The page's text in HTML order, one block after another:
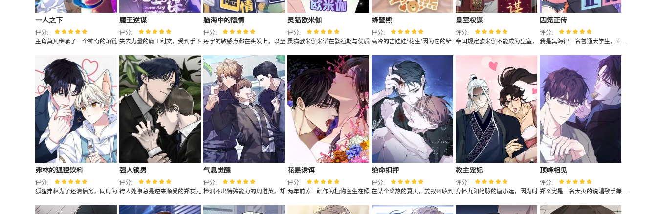
一人之下
评分:
主角莫凡继承了一个神奇的项链。一觉醒来世界大变。高中传授的是魔法，老师也告诫大家
魔王逆谋
评分:
失去力量的魔王利文，受到手下四名下属的谋逆，在接受自己死亡的时刻，谋逆的主谋却露出了意味深长的笑容，“你要为我们诞下新的王才可以哦。”
脑海中的隐情
评分:
丹宇的敏感点都在头发上，以至于他极度排斥别人动他的头发，然而为了保住工作，他不得不前往理发店，遇到了那个改变他一生的男人...
灵猫欧米伽
评分:
灵猫欧米伽米诺在繁殖期与优质阿尔法三花猫法李虎相遇碰撞不出不一样的火花......（good~good小编已经沦陷了）&&&&耽美,恋爱,都市,奇幻&&&&
蜂蜜熊
评分:
高冷的吉娃娃‘花生’因为它的铲屎官文建宇一直没有恋爱而十分担忧，于是实在看不下去的‘花生’开始主动帮文建宇寻找桃花运。就在这时，经营面包店的刘夏今闯入了正在散步的一人一狗的视野中...
皇室权谋
评分:
帝国规定欧米伽不能成为皇室，于是作为帝国第一继承人的艾迪隐瞒自己是欧米伽的事实对外宣称是贝塔，并在皇后的操控下要挤走爱慕的另一个继承者里夏尔大公...
囚笼正传
评分:
我是吴海律一名普通大学生，正和我的朋友陈都崎合住都是某天朋友姐姐陈都娜的突然出现完全改变了我平静生活...
弗林的狐狸饮料
评分:
狐狸弗林为了还清债务，同时为了找到曾经离家出走的弟弟-安德烈，开始在写字楼里售卖特制的能量饮料。某天弗林为了赶制订单，不小心直接尝到了制作饮料的特殊原料，导致身体出现了异常，而这使得他的生意面临着巨大的危机...
强人锁男
评分:
待人处事总是逆来顺受的郑友元，与喜欢多管闲事的具道勋在学生时期就已经互相认识。但是在各自经历了一段时间后，他们的性格发生了翻天覆地的变化。在无聊又疲倦的日子里，毫无准备的两人再次相遇，而那些曾经的过往也重新浮现着他们眼前...（颠公传奇新增一员猛将）
气息觉醒
评分:
检测不出特殊能力的周道英，却有着微弱的引导者气息。很快他就被能力者研究所注意到，并成为了特招人员。在研究所里，周道英遇见了冷酷的史康俊中校和活泼的史以俊准尉，原本平静的生活就这样一去不复返...
花是诱饵
评分:
两年前苏一颜作为植物医生在照顾树木的时候意外目击杀人犯权材宇活埋尸体但不小心被发现了，慌乱逃跑过程中权材宇被另一个没死透的人偷袭结果成了植物人.....苏一颜再次醒来被权材宇的哥哥抓住威胁做一笔交易，等抓到真凶就会放过苏一颜但是，在那之前必须要先照顾好权材宇...两年后权材宇突然醒来但失忆了慌乱之下苏一颜骗说是二人是夫妻关系.....
绝命扣押
评分:
在某个炎热的夏天，姜叙州收到了校内名人-郑禹真的请客邀请。没有多想的姜叙州很快就上了对方的车，然而等他再次睁开眼时却发现，自己被带到了一座无人岛上，失去了自由...
教主宠妃
评分:
身怀九阳绝脉的唐小运，因为时运不济只能混迹于丐帮之中。然而没过多久，野心膨胀的丐帮帮主企图染指十万大山，却被魔教教主给一招泯灭。被卷入战场的唐小运也因此被魔教教主注意到，而他的特殊体质则给他带来了天大的麻烦...
顶峰相见
评分:
郑义宪是一名大火的说唱歌手兼创作人，他被邀请去一场公演。在公演上他遇见了新人车贤昊。由于朋友的组局他们一起喝了酒。郑义宪醒来后发现他来到了车贤昊家里，并且还发现了他的一个秘密……